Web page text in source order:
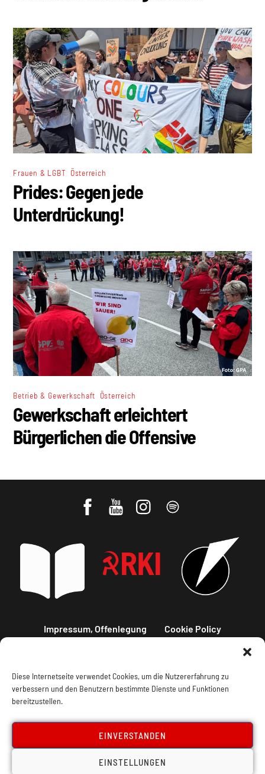
Diese Internetseite verwendet Cookies, um die Nutzererfahrung zu
verbessern und den Benutzern bestimmte Dienste und Funktionen
bereitzustellen.
EINVERSTANDEN
EINSTELLUNGEN
Frauen & LGBT Österreich
Prides: Gegen jede
Unterdrückung!
Betrieb & Gewerkschaft Österreich
Gewerkschaft erleichtert
Bürgerlichen die Offensive
Impressum, Offenlegung Cookie Policy